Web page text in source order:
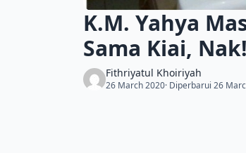
K.M. Yahya
Sama Kiai, Nak!
Fithriyatul Khoiriyah
26 March 2020· Diperbarui 26